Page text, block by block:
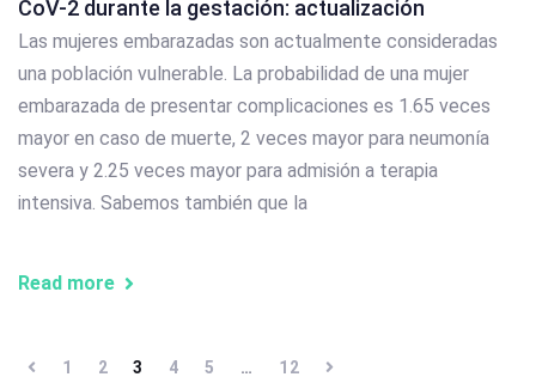
CoV-2 durante la gestación: actualización
Las mujeres embarazadas son actualmente consideradas
una población vulnerable. La probabilidad de una mujer
embarazada de presentar complicaciones es 1.65 veces
mayor en caso de muerte, 2 veces mayor para neumonía
severa y 2.25 veces mayor para admisión a terapia
intensiva. Sabemos también que la
Read more
1 2 3 4 5 … 12